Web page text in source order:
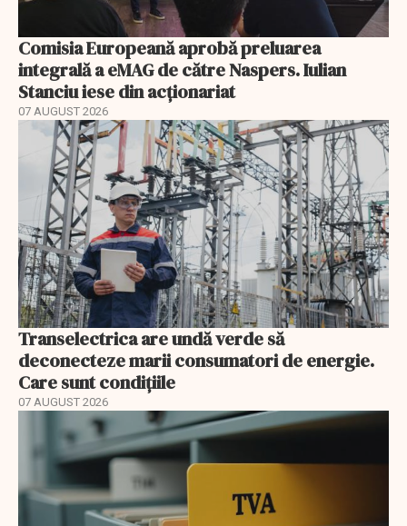
Comisia Europeană aprobă preluarea
integrală a eMAG de către Naspers. Iulian
Stanciu iese din acționariat
07 AUGUST 2026
Transelectrica are undă verde să
deconecteze marii consumatori de energie.
Care sunt condițiile
07 AUGUST 2026